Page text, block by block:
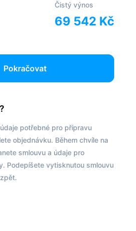
Čistý výnos
69 542 Kč
Pokračovat
potřebné pro přípravu
objednávku. Během chvíle na
smlouvu a údaje pro
Podepíšete vytisknutou smlouvu